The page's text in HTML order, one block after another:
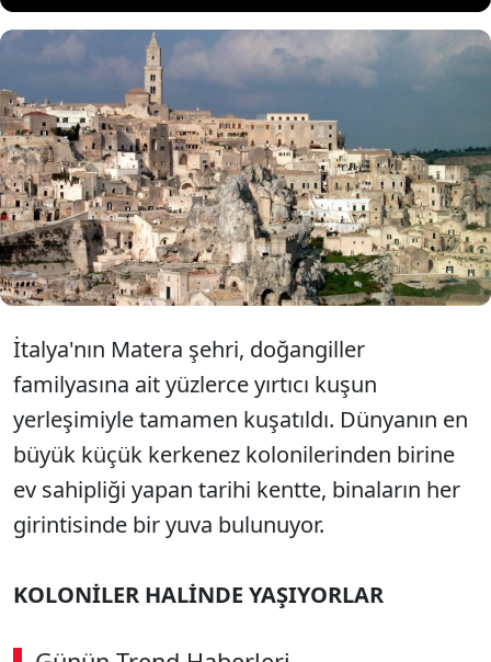
İtalya’nın antik Matera kentinde binaların
çatılarını, duvar oyuklarını ve kilise
tepelerini mesken tutan yırtıcı kuşlar, şehri
adeta dev bir doğal yaşam alanına
dönüştürdü.
İtalya'nın Matera şehri, doğangiller
familyasına ait yüzlerce yırtıcı kuşun
yerleşimiyle tamamen kuşatıldı. Dünyanın en
büyük küçük kerkenez kolonilerinden birine
ev sahipliği yapan tarihi kentte, binaların her
girintisinde bir yuva bulunuyor.
KOLONİLER HALİNDE YAŞIYORLAR